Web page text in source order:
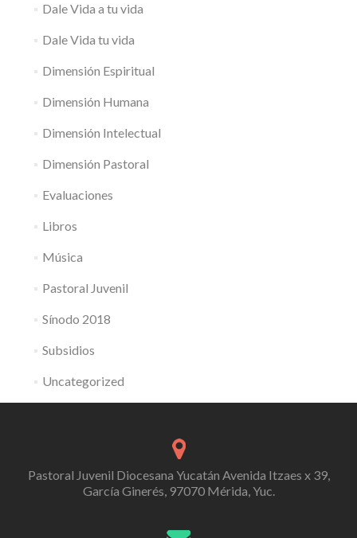
Dale Vida a tu vida
Dale Vida tu vida
Dimensión Espiritual
Dimensión Humana
Dimensión Intelectual
Dimensión Pastoral
Evaluaciones
Libros
Música
Pastoral Juvenil
Sínodo 2018
Subsidios
Uncategorized
Pastoral Juvenil Diocesana Yucatán Avenida Itzaes x 39,
García Ginerés, 97070 Mérida, Yuc.